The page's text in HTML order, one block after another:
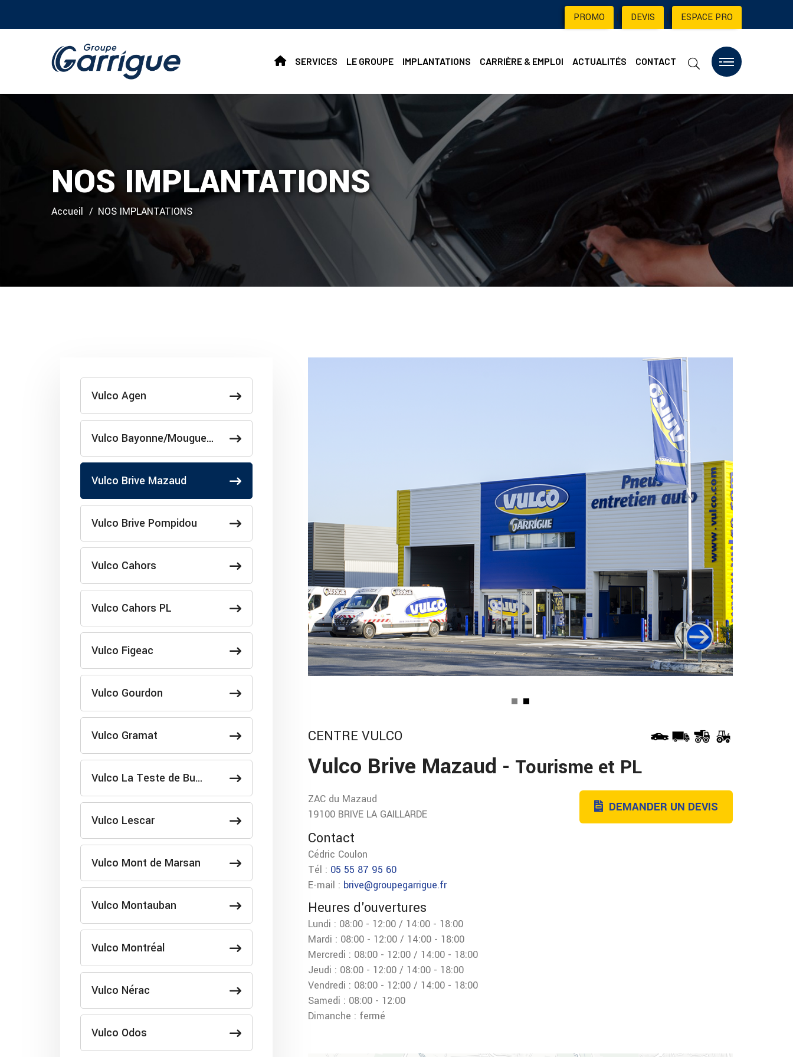
PROMO | DEVIS | ESPACE PRO
SERVICES LE GROUPE IMPLANTATIONS CARRIÈRE & EMPLOI ACTUALITÉS CONTACT
NOS IMPLANTATIONS
Accueil NOS IMPLANTATIONS
CENTRE VULCO
Vulco Brive Mazaud - Tourisme et PL
ZAC du Mazaud
19100 BRIVE LA GAILLARDE
DEMANDER UN DEVIS
Contact
Cédric Coulon
Tél : 05 55 87 95 60
E-mail : brive@groupegarrigue.fr
Heures d'ouvertures
Lundi : 08:00 - 12:00 / 14:00 - 18:00
Mardi : 08:00 - 12:00 / 14:00 - 18:00
Mercredi : 08:00 - 12:00 / 14:00 - 18:00
Jeudi : 08:00 - 12:00 / 14:00 - 18:00
Vendredi : 08:00 - 12:00 / 14:00 - 18:00
Samedi : 08:00 - 12:00
Dimanche : fermé
Vulco Agen
Vulco Bayonne/Mougue…
Vulco Brive Mazaud
Vulco Brive Pompidou
Vulco Cahors
Vulco Cahors PL
Vulco Figeac
Vulco Gourdon
Vulco Gramat
Vulco La Teste de Bu…
Vulco Lescar
Vulco Mont de Marsan
Vulco Montauban
Vulco Montréal
Vulco Nérac
Vulco Odos